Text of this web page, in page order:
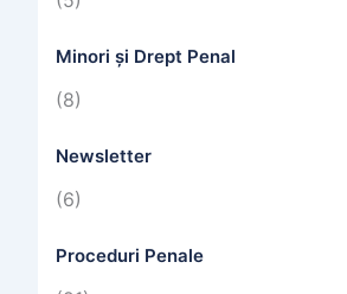
Minori și Drept Penal
(8)
Newsletter
(6)
Proceduri Penale